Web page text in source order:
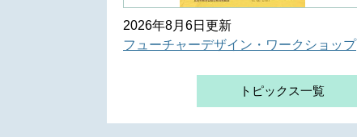
2026年8月6日更新
フューチャーデザイン・ワークショップ
トピックス一覧